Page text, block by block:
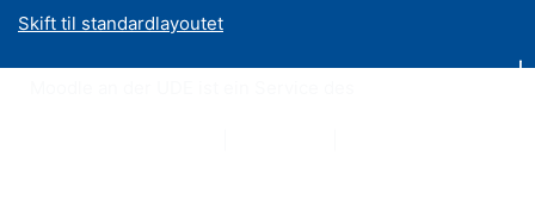
Skift til standardlayoutet